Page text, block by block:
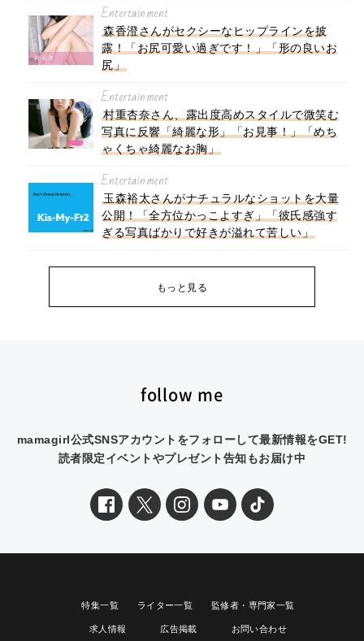
Entertainment
森香澄さんがセクシーなヒップラインを披
露！「お尻可愛い過ぎです！」「形の良いお
尻」
Entertainment
村重杏奈さん、露出度高めスタイルで微笑む
写真に反響「綺麗な形」「お見事！」「めち
ゃくちゃ綺麗なお胸」
Entertainment
玉森裕太さんがナチュラルなショットを大量
公開！「全方位かっこよすぎ」「彼氏感強す
ぎる写真ばかりで好きが溢れて苦しい」
もっと見る
follow me
mamagirl公式SNSアカウントをフォローして最新情報をGET!
読者限定イベントやプレゼント告知もお届け中
特集一覧 ライター一覧 監修者・専門家一覧
求人情報 広告掲載 お問い合わせ